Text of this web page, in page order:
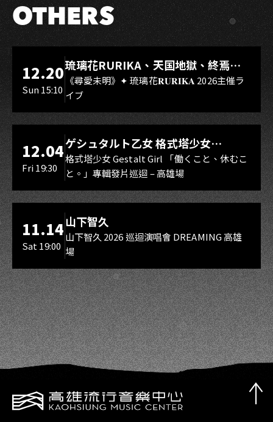
OTHERS
LIVE WAREHOUSE 小庫
12.20
Sun 15:10
琉璃花RURIKA、天国地獄、終焉
Rebirth、DUALIA、無我夢中、花奏
スマイル（O.A.）
《尋愛未明》✦ 琉璃花𝐑𝐔𝐑𝐈𝐊𝐀 2026主催ラ
イブ
LIVE WAREHOUSE 小庫
12.04
Fri 19:30
ゲシュタルト乙女 格式塔少女
Gestalt Girl
格式塔少女 Gestalt Girl 「働くこと、休むこ
と。」專輯發片巡迴 – 高雄場
11.14
Sat 19:00
山下智久
山下智久 2026 巡迴演唱會 DREAMING 高雄
場